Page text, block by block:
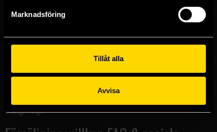
Marknadsföring
Tillåt alla
Avvisa
211 43 Malmö
Nygatan 20
Kundtjänst
Telefontider: 12-14 måndag-torsdag
Stängt helger